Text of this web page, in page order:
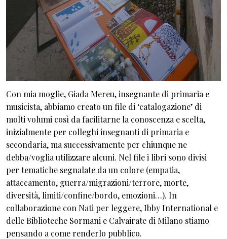
Con mia moglie, Giada Mereu, insegnante di primaria e
musicista, abbiamo creato un file di ‘catalogazione’ di
molti volumi così da facilitarne la conoscenza e scelta,
inizialmente per colleghi insegnanti di primaria e
secondaria, ma successivamente per chiunque ne
debba/voglia utilizzare alcuni. Nel file i libri sono divisi
per tematiche segnalate da un colore (empatia,
attaccamento, guerra/migrazioni/terrore, morte,
diversità, limiti/confine/bordo, emozioni…). In
collaborazione con Nati per leggere, Ibby International e
delle Biblioteche Sormani e Calvairate di Milano stiamo
pensando a come renderlo pubblico.